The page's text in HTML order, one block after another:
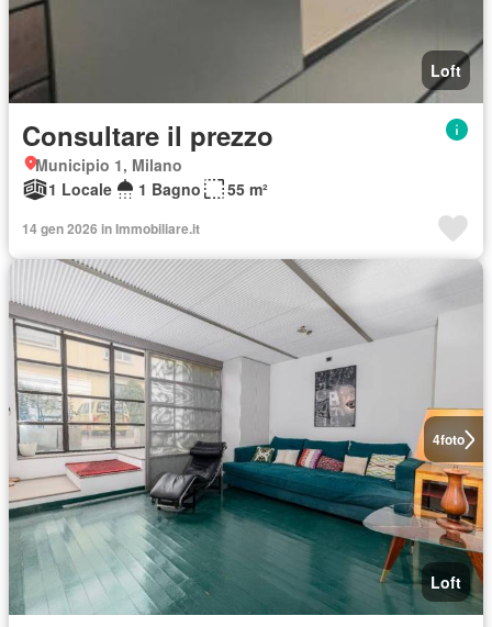
Loft
Consultare il prezzo
Municipio 1, Milano
1 Locale
1 Bagno 55 m²
14 gen 2026 in Immobiliare.it
4foto
Loft